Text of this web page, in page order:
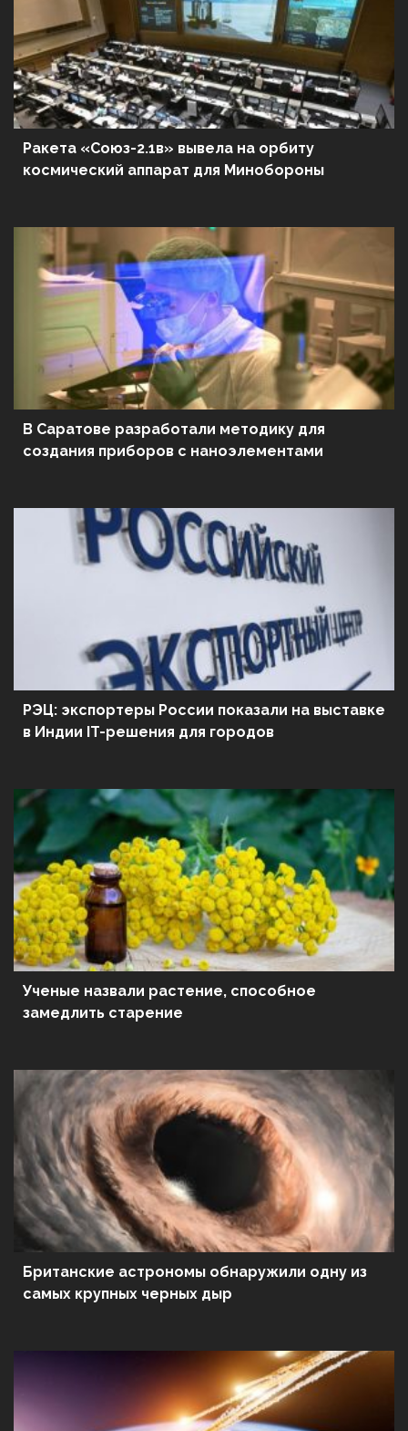
Ракета «Союз-2.1в» вывела на орбиту
космический аппарат для Минобороны
В Саратове разработали методику для
создания приборов с наноэлементами
РЭЦ: экспортеры России показали на выставке
в Индии IT-решения для городов
Ученые назвали растение, способное
замедлить старение
Британские астрономы обнаружили одну из
самых крупных черных дыр